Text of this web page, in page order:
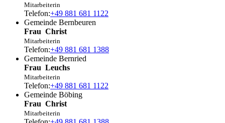
Mitarbeiterin
Telefon:+49 881 681 1122
Gemeinde Bernbeuren
Frau Christ
Mitarbeiterin
Telefon:+49 881 681 1388
Gemeinde Bernried
Frau Leuchs
Mitarbeiterin
Telefon:+49 881 681 1122
Gemeinde Böbing
Frau Christ
Mitarbeiterin